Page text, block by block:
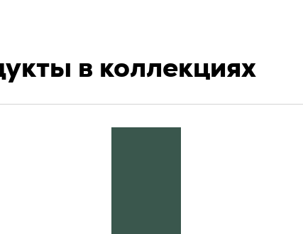
в коллекциях